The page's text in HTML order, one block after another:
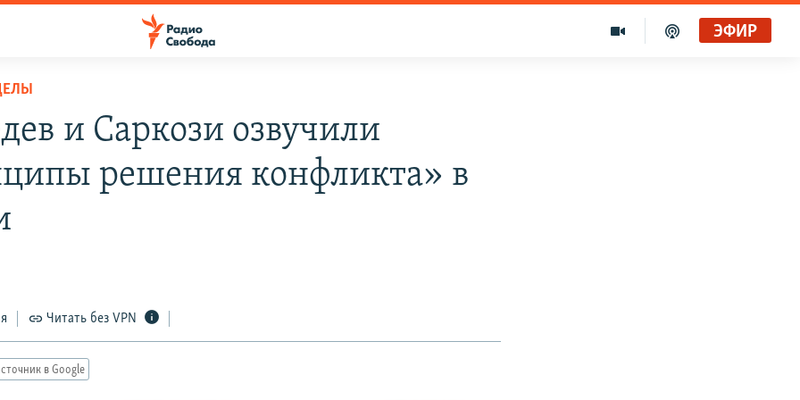
ЭФИР
и Саркози озвучили
решения конфликта» в
Читать без VPN
в Google